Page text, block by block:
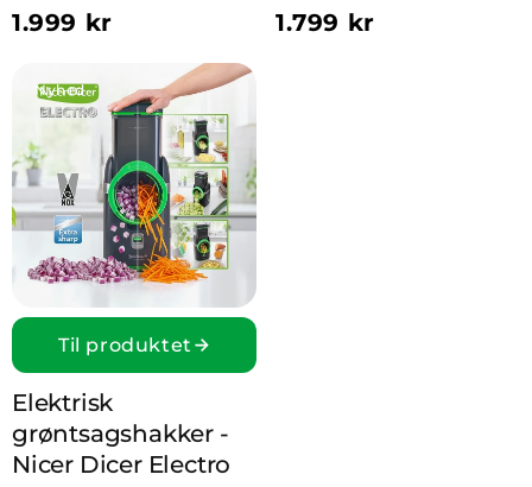
1.999 kr 1.799 kr
Vis Elektrisk grøntsagshakker - Nicer Dicer Electro
Nyhed
Til produktet
Elektrisk
grøntsagshakker -
Nicer Dicer Electro